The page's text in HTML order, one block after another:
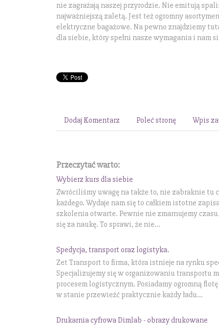
nie zagrażają naszej przyrodzie. Nie emitują
najważniejszą zaletą. Jest też ogromny
elektryczne bagażowe. Na pewno znajdziemy
dla siebie, który spełni nasze wymagania i nam
Dodaj Komentarz Poleć stronę Wpis
Przeczytać warto:
Wybierz kurs dla siebie
Zwróciliśmy uwagę na także to, nie zabraknie
każdego. Wydaje nam się to całkiem istotne
szkolenia otwarte. Pewnie nie zmarnujemy
się za naukę. To sprawi, że nie...
Spedycja, transport oraz logistyka.
Zet Transport to firma, która istnieje na rynku
Specjalizujemy się w organizowaniu transportu
procesem logistycznym. Posiadamy ogromną
w stanie przewieźć praktycznie każdy ładu...
Drukarnia cyfrowa Dimlab - obrazy drukowane